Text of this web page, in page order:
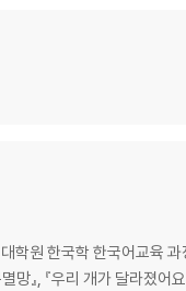
학원 한국학 한국어교육
망』, 『우리 개가 달라졌어